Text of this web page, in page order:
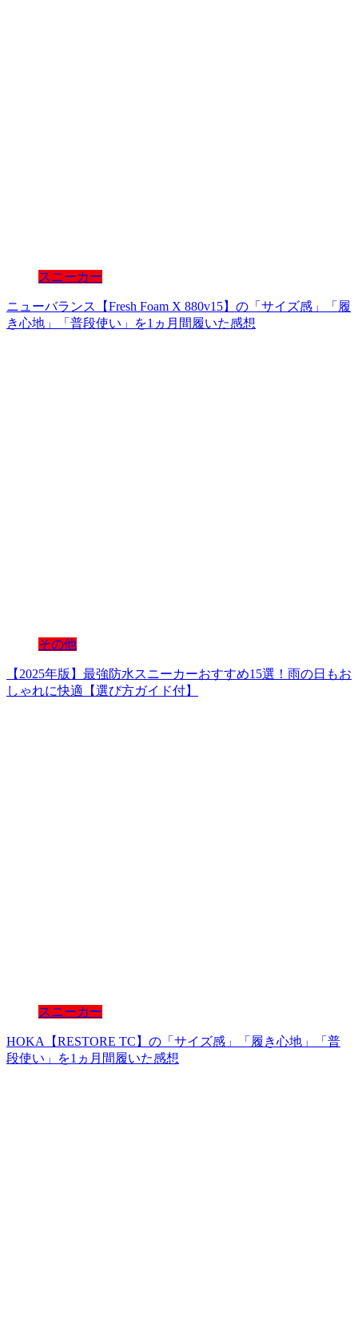
スニーカー
ニューバランス【Fresh Foam X 880v15】の「サイズ感」「履
き心地」「普段使い」を1ヵ月間履いた感想
その他
【2025年版】最強防水スニーカーおすすめ15選！雨の日もお
しゃれに快適【選び方ガイド付】
スニーカー
HOKA【RESTORE TC】の「サイズ感」「履き心地」「普
段使い」を1ヵ月間履いた感想